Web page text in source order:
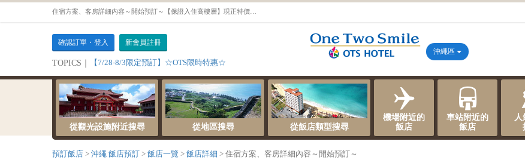
確認訂單・登入 新會員註冊
TOPICS｜ 【7/28-8/3限定預訂】☆OTS限時特惠☆
沖繩區
從觀光設施附近搜尋 從地區搜尋 從飯店類型搜尋
機場附近的
飯店
車站附近的
飯店
預訂飯店 沖繩 飯店預訂 飯店一覽 飯店詳細 住宿方案、客房詳細內容～開始預訂～